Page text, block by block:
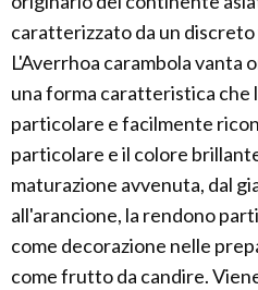
caratterizzato da un
L'Averrhoa carambola vanta
una forma caratteristica che
particolare e facilmente
particolare e il colore
maturazione avvenuta, dal
all'arancione, la rendono
come decorazione nelle
come frutto da candire.